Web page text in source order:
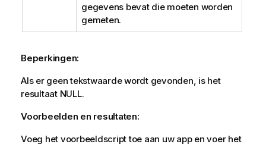
gegevens bevat die moeten worden
gemeten.
Beperkingen:
Als er geen tekstwaarde wordt gevonden, is het
resultaat NULL.
Voorbeelden en resultaten:
Voeg het voorbeeldscript toe aan uw app en voer het